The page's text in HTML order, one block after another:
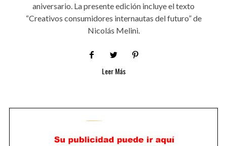
aniversario. La presente edición incluye el texto
“Creativos consumidores internautas del futuro” de
Nicolás Melini.
Leer Más